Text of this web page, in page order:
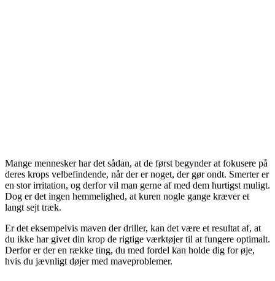
Mange mennesker har det sådan, at de først begynder at fokusere på
deres krops velbefindende, når der er noget, der gør ondt. Smerter er
en stor irritation, og derfor vil man gerne af med dem hurtigst muligt.
Dog er det ingen hemmelighed, at kuren nogle gange kræver et
langt sejt træk.
Er det eksempelvis maven der driller, kan det være et resultat af, at
du ikke har givet din krop de rigtige værktøjer til at fungere optimalt.
Derfor er der en række ting, du med fordel kan holde dig for øje,
hvis du jævnligt døjer med maveproblemer.